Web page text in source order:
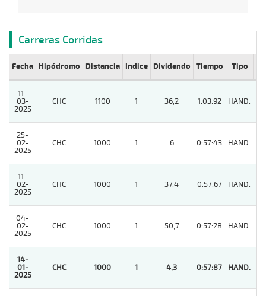
Carreras Corridas
Fecha Hipódromo Distancia Indice Dividendo Tiempo Tipo Lº
11-
03-
2025
CHC 1100 1 36,2 1:03:92 HAND.
25-
02-
2025
CHC 1000 1 6 0:57:43 HAND.
11-
02-
2025
CHC 1000 1 37,4 0:57:67 HAND.
04-
02-
2025
CHC 1000 1 50,7 0:57:28 HAND.
14-
01-
2025
CHC 1000 1 4,3 0:57:87 HAND.